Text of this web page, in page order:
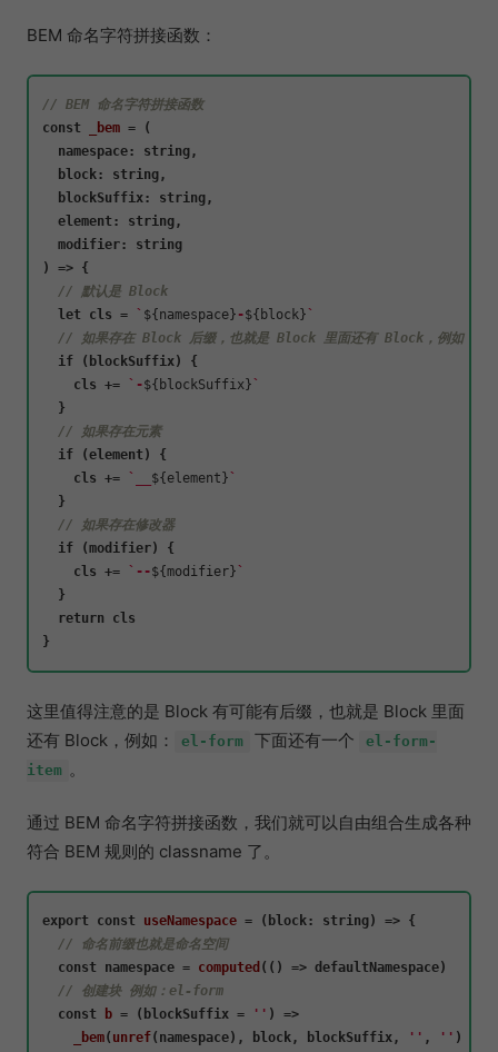
BEM 命名字符拼接函数：
// BEM 命名字符拼接函数
const
_bem = (
  namespace: string,
  block: string,
  blockSuffix: string,
  element: string,
) => {
// 默认是 Block
let cls = ` ${namespace} -${block} `
// 如果存在 Block 后缀，也就是 Block 里面还有 Block，例如：
if (blockSuffix) {
    cls +=
`-${blockSuffix} `
  }
// 如果存在元素
if (element) {
    cls +=
`__ ${element} `
  }
// 如果存在修改器
if (modifier) {
    cls +=
`--${modifier} `
  }
return cls
这里值得注意的是 Block 有可能有后缀，也就是 Block 里面
还有 Block，例如：
el-form 下面还有一个
el-form-
item 。
通过 BEM 命名字符拼接函数，我们就可以自由组合生成各种
符合 BEM 规则的 classname 了。
export const useNamespace = ( block: string) => {
// 命名前缀也就是命名空间
const namespace = computed ( () => defaultNamespace)
// 创建块 例如：el-form
const
b = ( blockSuffix = '' ) =>
_bem( unref(namespace), block, blockSuffix, '' , '' )